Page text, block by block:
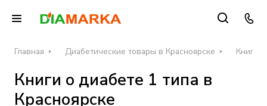
Главная Диабетические товары в Красноярске Книги
Книги о диабете 1 типа в
Красноярске